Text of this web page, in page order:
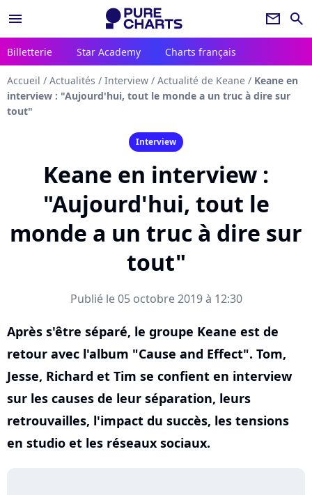
menu newsletter search
Billetterie Star Academy Charts français
Accueil / Actualités / Interview / Actualité de Keane / Keane en
interview : "Aujourd'hui, tout le monde a un truc à dire sur
tout"
Interview
Keane en interview :
"Aujourd'hui, tout le
monde a un truc à dire sur
tout"
Publié le 05 octobre 2019 à 12:30
Après s'être séparé, le groupe Keane est de
retour avec l'album "Cause and Effect". Tom,
Jesse, Richard et Tim se confient en interview
sur les causes de leur séparation, leurs
retrouvailles, l'impact du succès, les tensions
en studio et les réseaux sociaux.